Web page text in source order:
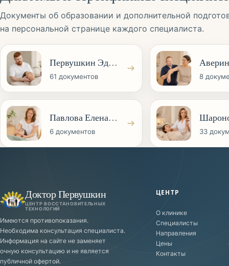
Документы об образовании и дополнительной
на персональной странице каждого специалиста.
Первушкин Эдуард Сергеевич
61 документов 8
Павлова Елена Михайловна
6 документов 33
Доктор Первушкин
ЦЕНТР ВОССТАНОВИТЕЛЬНЫХ
ТЕХНОЛОГИЙ
Имеются противопоказания.
Необходима консультация специалиста.
Информация на сайте не заменяет
очную консультацию и не является
публичной офертой.
ЦЕНТР
О клинике
Специалисты
Направления
Цены
Контакты